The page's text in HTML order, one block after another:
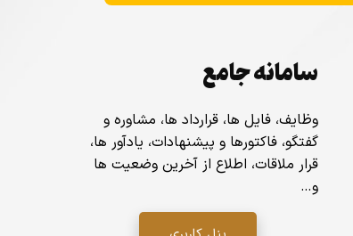
سامانه جامع
وظایف، فایل ها، قرارداد ها، مشاوره و
گفتگو، فاکتورها و پیشنهادات، یادآور ها،
قرار ملاقات، اطلاع از آخرین وضعیت ها
و…